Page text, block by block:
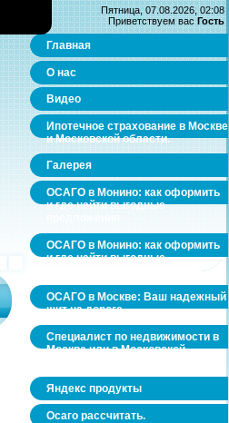
Пятница, 07.08.2026, 02:08
Приветствуем вас Гость
Главная
О нас
Видео
Ипотечное страхование в Москве
и Московской области.
Галерея
ОСАГО в Монино: как оформить
и где найти выгодные
ОСАГО в Монино: как оформить
и где найти выгодные
ОСАГО в Москве: Ваш надежный
щит на дороге
Специалист по недвижимости в
Москве или в Московской
Яндекс продукты
Осаго рассчитать.